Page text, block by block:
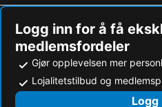
Hotel Vännäs
Björkuddens Hotell & Restaurang
Hotell Höga Kusten
Elite Plaza Hotel
Logg inn for å få
medlemsfordeler
Gjør opplevelsen mer
Lojalitetstilbud og
Logg